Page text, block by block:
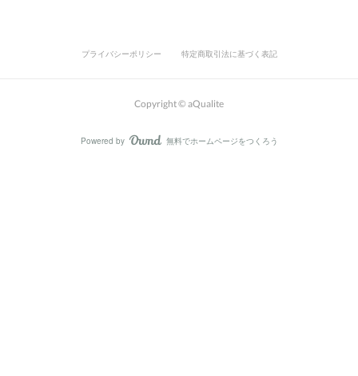
プライバシーポリシー 特定商取引法に基づく表記
Copyright © aQualite
Powered by AmebaOwnd
無料でホームページをつくろう